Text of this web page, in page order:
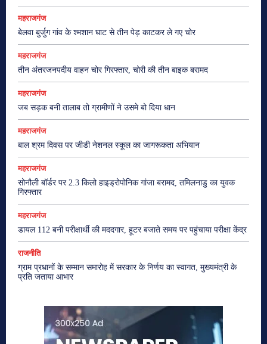
महराजगंज
बेलवा बुर्जुग गांव के श्मशान घाट से तीन पेड़ काटकर ले गए चोर
महराजगंज
तीन अंतरजनपदीय वाहन चोर गिरफ्तार, चोरी की तीन बाइक बरामद
महराजगंज
जब सड़क बनी तालाब तो ग्रामीणों ने उसमे बो दिया धान
महराजगंज
बाल श्रम दिवस पर जीडी नेशनल स्कूल का जागरूकता अभियान
महराजगंज
सोनौली बॉर्डर पर 2.3 किलो हाइड्रोपोनिक गांजा बरामद, तमिलनाडु का युवक
गिरफ्तार
महराजगंज
डायल 112 बनी परीक्षार्थी की मददगार, हूटर बजाते समय पर पहुंचाया परीक्षा केंद्र
राजनीति
ग्राम प्रधानों के सम्मान समारोह में सरकार के निर्णय का स्वागत, मुख्यमंत्री के
प्रति जताया आभार